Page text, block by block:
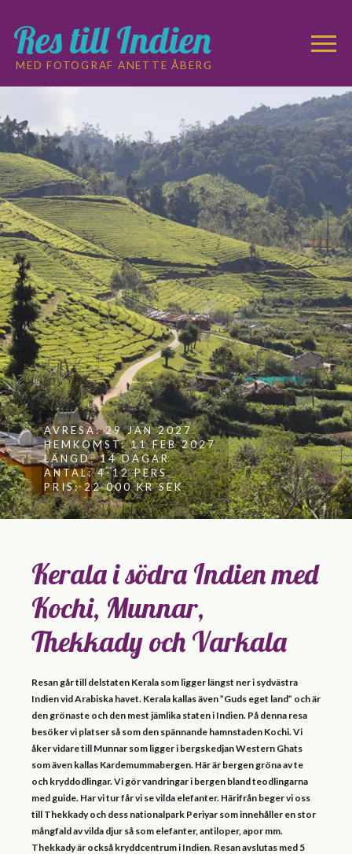
Res till Indien
MED FOTOGRAF ANETTE ÅBERG
AVRESA: 29 JAN 2027
HEMKOMST: 11 FEB 2027
LÄNGD: 14 DAGAR
ANTAL: 4-12 PERS
PRIS: 22 000 KR SEK
Kerala i södra Indien med
Kochi, Munnar,
Thekkady och Varkala
Resan går till delstaten Kerala som ligger längst ner i sydvästra
Indien vid Arabiska havet. Kerala kallas även ”Guds eget land” och är
den grönaste och den mest jämlika staten i Indien. På denna resa
besöker vi platser så som den spännande hamnstaden Kochi. Vi
åker vidare till Munnar som ligger i bergskedjan Western Ghats
som även kallas Kardemummabergen. Här är bergen gröna av te
och kryddodlingar. Vi gör vandringar i bergen bland teodlingarna
med guide. Har vi tur får vi se vilda elefanter. Härifrån beger vi oss
till Thekkady och dess nationalpark Periyar som innehåller en stor
mångfald av vilda djur så som elefanter, antiloper, apor mm.
Thekkady är också kryddcentrum i Indien. Resan avslutas med 5